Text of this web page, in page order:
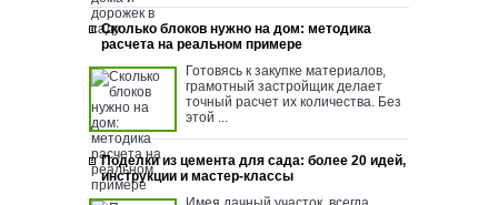
Сколько блоков нужно на дом: методика
расчета на реальном примере
Готовясь к закупке материалов,
грамотный застройщик делает
точный расчет их количества. Без
этой ...
Поделки из цемента для сада: более 20 идей,
инструкции и мастер-классы